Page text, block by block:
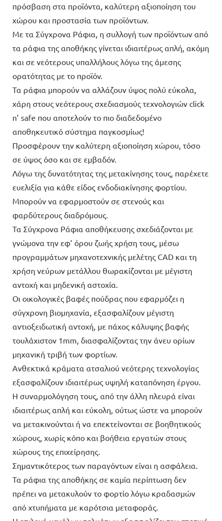
πρόσβαση στα προϊόντα, καλύτερη αξιοποίηση του
χώρου και προστασία των προϊόντων.
Με τα Σύγχρονα Ράφια, η συλλογή των προϊόντων από
τα ράφια της αποθήκης γίνεται ιδιαιτέρως απλή, ακόμη
και σε νεότερους υπαλλήλους λόγω της άμεσης
ορατότητας με το προϊόν.
Τα ράφια μπορούν να αλλάζουν ύψος πολύ εύκολα,
χάρη στους νεότερους σχεδιασμούς τεχνολογιών click
n’ safe που αποτελούν το πιο διαδεδομένο
αποθηκευτικό σύστημα παγκοσμίως!
Προσφέρουν την καλύτερη αξιοποίηση χώρου, τόσο
σε ύψος όσο και σε εμβαδόν.
Λόγω της δυνατότητας της μετακίνησης τους, παρέχετε
ευελιξία για κάθε είδος ενδοδιακίνησης φορτίου.
Μπορούν να εφαρμοστούν σε στενούς και
φαρδύτερους διαδρόμους.
Τα Σύγχρονα Ράφια αποθήκευσης σχεδιάζονται με
γνώμονα την εφ’ όρου ζωής χρήση τους, μέσω
προγραμμάτων μηχανοτεχνικής μελέτης CAD και τη
χρήση νεύρων μετάλλου θωρακίζονται με μέγιστη
αντοχή και μηδενική αστοχία.
Οι οικολογικές βαφές πούδρας που εφαρμόζει η
σύγχρονη βιομηχανία, εξασφαλίζουν μέγιστη
αντιοξειδωτική αντοχή, με πάχος κάλυψης βαφής
τουλάχιστον 1mm, διασφαλίζοντας την άνευ ορίων
μηχανική τριβή των φορτίων.
Ανθεκτικά κράματα ατσαλιού νεότερης τεχνολογίας
εξασφαλίζουν ιδιαιτέρως υψηλή καταπόνηση έργου.
Η συναρμολόγηση τους, από την άλλη πλευρά είναι
ιδιαιτέρως απλή και εύκολη, ούτως ώστε να μπορούν
να μετακινούνται ή να επεκτείνονται σε βοηθητικούς
χώρους, χωρίς κόπο και βοήθεια εργατών στους
χώρους της επιχείρησης.
Σημαντικότερος των παραγόντων είναι η ασφάλεια.
Τα ράφια της αποθήκης σε καμία περίπτωση δεν
πρέπει να μετακυλούν το φορτίο λόγω κραδασμών
από χτυπήματα με καρότσια μεταφοράς.